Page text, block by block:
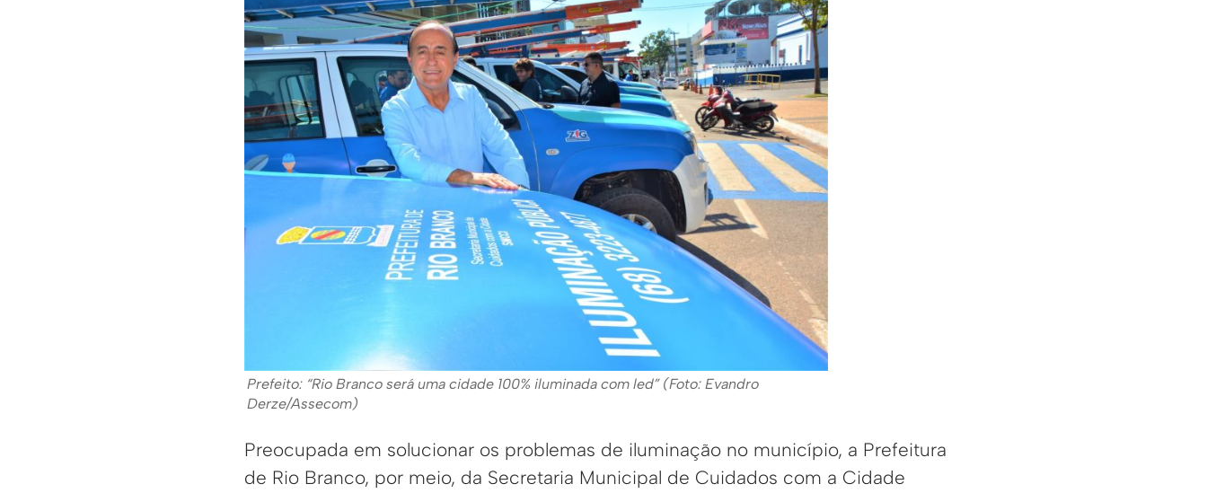
Prefeito: “Rio Branco será uma cidade 100% iluminada com led” (Foto: Evandro
Derze/Assecom)
Preocupada em solucionar os problemas de iluminação no município, a Prefeitura
de Rio Branco, por meio, da Secretaria Municipal de Cuidados com a Cidade